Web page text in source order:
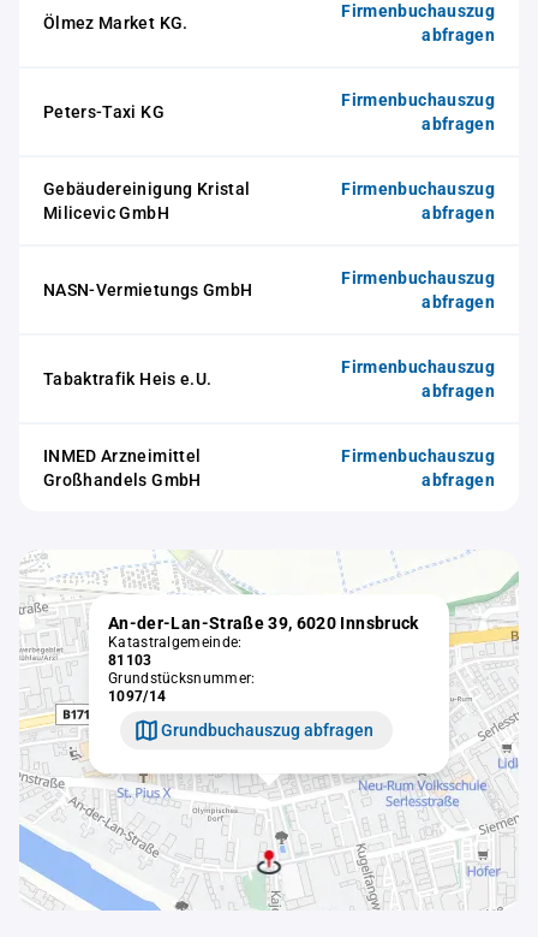
Ölmez Market KG.
Firmenbuchauszug
abfragen
Peters-Taxi KG
Firmenbuchauszug
abfragen
Gebäudereinigung Kristal
Milicevic GmbH
Firmenbuchauszug
abfragen
NASN-Vermietungs GmbH
Firmenbuchauszug
abfragen
Tabaktrafik Heis e.U.
Firmenbuchauszug
abfragen
INMED Arzneimittel
Großhandels GmbH
Firmenbuchauszug
abfragen
An-der-Lan-Straße 39, 6020 Innsbruck
Katastralgemeinde:
81103
Grundstücksnummer:
1097/14
Grundbuchauszug abfragen